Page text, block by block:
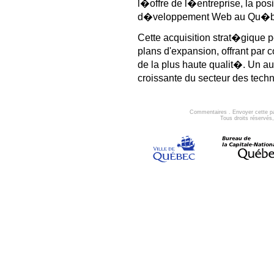
l�offre de l�entreprise, la
d�veloppement Web au
Cette acquisition strat�gique
plans d'expansion, offrant
de la plus haute qualit�. Un
croissante du secteur des
Commentaires . Envoyer cette
Tous droits